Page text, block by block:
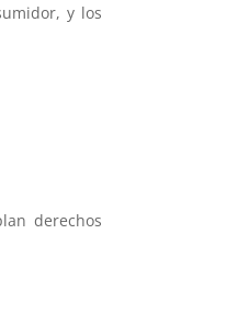
y los
derechos